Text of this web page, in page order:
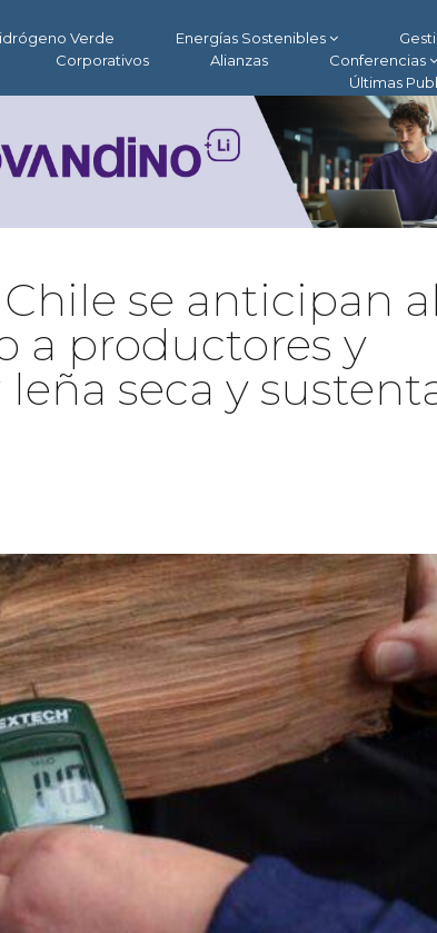
Verde Energías Sostenibles
Corporativos Alianzas Conferencias
Últimas
se anticipan al
a productores y
seca y